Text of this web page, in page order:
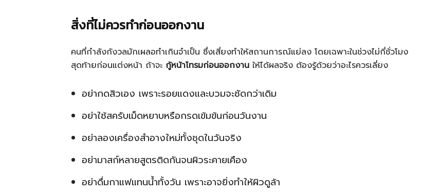
สิ่งที่ไม่ควรทำก่อนออกงาน
คนที่กำลังกังวลมักเผลอทำเกินจำเป็น ซึ่งเสี่ยงทำให้สถานการณ์แย่ลง โดยเฉพาะในช่วงไม่กี่ชั่วโมง
สุดท้ายก่อนแต่งหน้า ถ้าจะ กู้หน้าโทรมก่อนออกงาน ให้ได้ผลจริง ต้องรู้ด้วยว่าอะไรควรเลี่ยง
อย่ากดสิวเอง เพราะรอยแดงและบวมจะชัดกว่าเดิม
อย่าใช้สครับเม็ดหยาบหรือกรดเข้มข้นก่อนวันงาน
อย่าลองเครื่องสำอางใหม่ทั้งชุดในวันจริง
อย่ามาสก์หลายสูตรติดกันจนผิวระคายเคือง
อย่าดื่มกาแฟแทนน้ำทั้งวัน เพราะอาจยิ่งทำให้ผิวดูล้า